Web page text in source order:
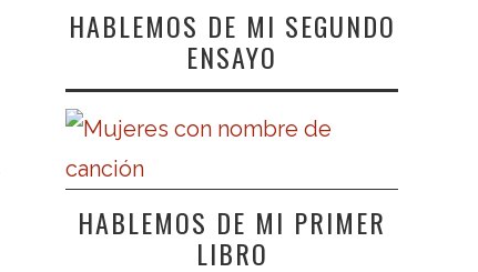
HABLEMOS DE MI SEGUNDO
ENSAYO
HABLEMOS DE MI PRIMER
LIBRO